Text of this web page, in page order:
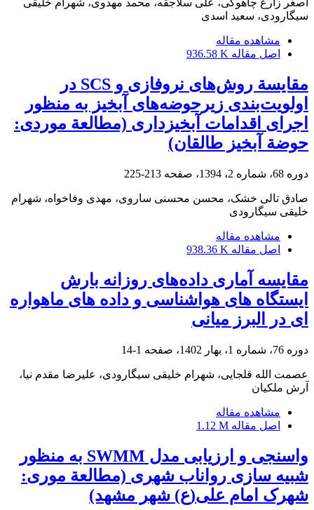
اصغر زارع چاهوکی، علی سلاجقه، محمد مهدوی، شهرام خلیقی
سیگارودی، سعید اسدی
مشاهده مقاله
اصل مقاله 936.58 K
مقایسة روش‌های نروفازی و SCS در
اولویت‌بندی زیرحوضه‌های آبخیز به منظور
اجرای اقدامات آبخیزداری (مطالعة موردی:
حوضة آبخیز طالقان)
دوره 68، شماره 2، 1394، صفحه 213-225
صادق تالی خشک، محسن محسنی ساروی، مهدی وفاخواه، شهرام
خلیقی سیگارودی
مشاهده مقاله
اصل مقاله 938.36 K
مقایسه آماری داده‌های روزانه بارش
ایستگاه های هواشناسی و داده های ماهواره
ای در البرز میانی
دوره 76، شماره 1، بهار 1402، صفحه 1-14
عصمت الله قلجایی، شهرام خلیقی سیگارودی، علیرضا مقدم نیا،
آرش ملکیان
مشاهده مقاله
اصل مقاله 1.12 M
واسنجی و ارزیابی مدل SWMM به منظور
شبیه‏ سازی رواناب شهری (مطالعة موری:
شهرک امام علی(ع) شهر مشهد)